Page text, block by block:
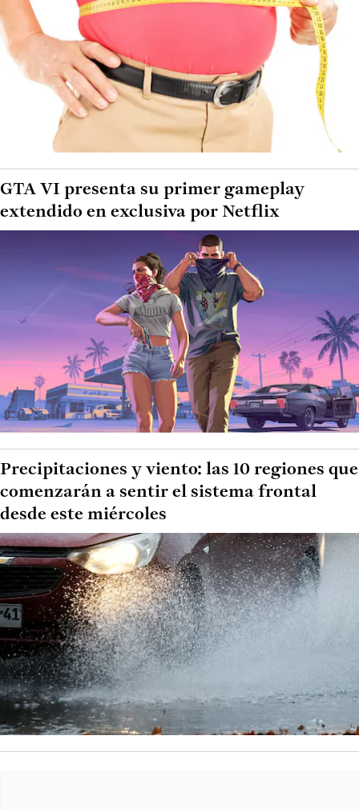
GTA VI presenta su primer gameplay
extendido en exclusiva por Netflix
Precipitaciones y viento: las 10 regiones que
comenzarán a sentir el sistema frontal
desde este miércoles